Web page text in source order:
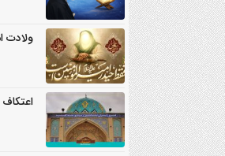
ولادت
اعتکاف 1404 مسجد رکن الملک اصفهان